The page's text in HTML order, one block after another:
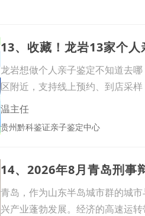
龙岩想做个人亲子鉴定不知道去
区附近，支持线上预约、到店采
以及
温主任
贵州黔科鉴证亲子鉴定中心
青岛，作为山东半岛城市群的城
兴产业蓬勃发展。经济的高速运